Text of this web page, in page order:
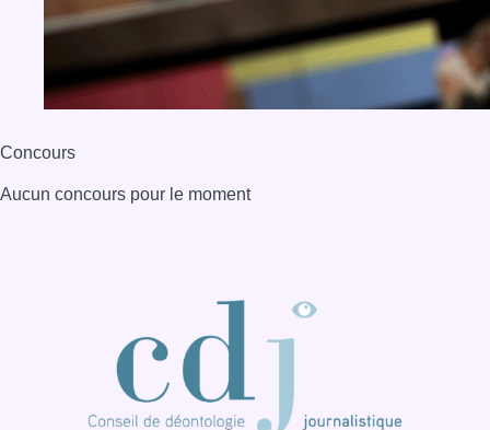
Concours
Aucun concours pour le moment